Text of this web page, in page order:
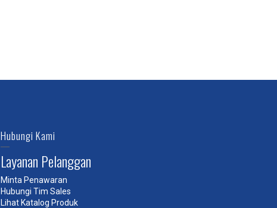
Hubungi Kami
Layanan Pelanggan
Minta Penawaran
Hubungi Tim Sales
Lihat Katalog Produk